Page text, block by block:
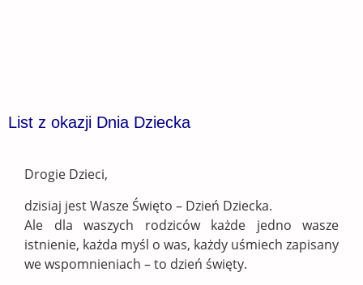
List z okazji Dnia Dziecka
Drogie Dzieci,
dzisiaj jest Wasze Święto – Dzień Dziecka.
Ale dla waszych rodziców każde jedno wasze
istnienie, każda myśl o was, każdy uśmiech zapisany
we wspomnieniach – to dzień święty.